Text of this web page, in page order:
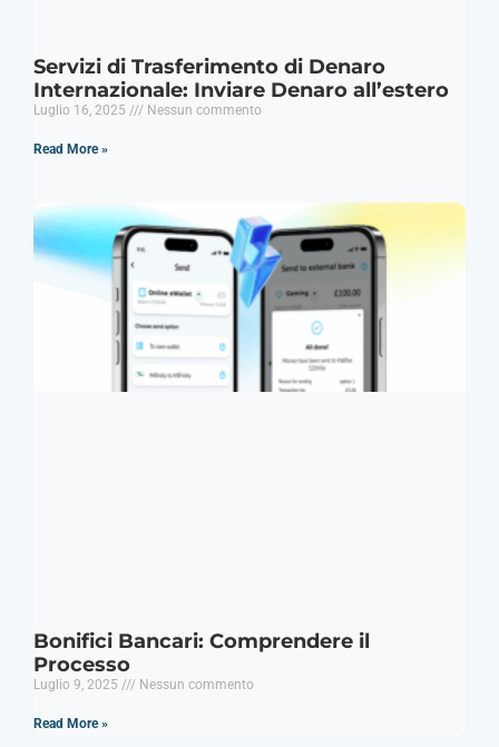
Servizi di Trasferimento di Denaro
Internazionale: Inviare Denaro all’estero
Luglio 16, 2025 Nessun commento
Read More »
Bonifici Bancari: Comprendere il
Processo
Luglio 9, 2025 Nessun commento
Read More »